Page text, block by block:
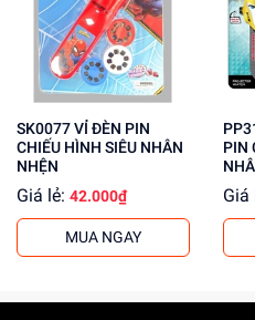
Tăng cường khả năng
Mua ngay đồ chơi lắp ráp tại
tôi cung cấp giá sỉ cho khách
thêm thông tin!
SK0077 VỈ ĐÈN PIN
CHIẾU HÌNH SIÊU NHÂN
NHỆN
Giá lẻ: 42.000₫
MUA NGAY
PP3189-
PIN
Giá